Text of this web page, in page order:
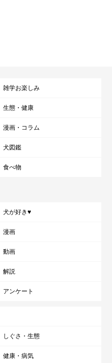
雑学お楽しみ
生態・健康
漫画・コラム
犬図鑑
食べ物
犬が好き♥
漫画
動画
解説
アンケート
しぐさ・生態
健康・病気